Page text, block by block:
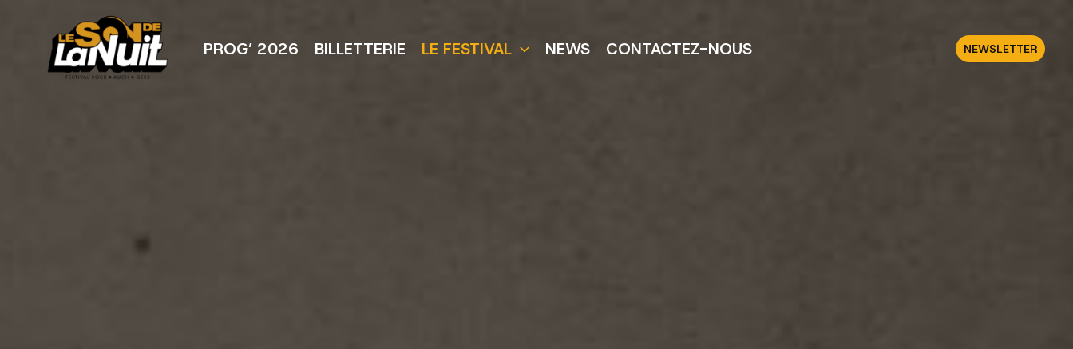
PROG’ 2026 BILLETTERIE LE FESTIVAL NEWS CONTACTEZ-NOUS NEWSLETTER